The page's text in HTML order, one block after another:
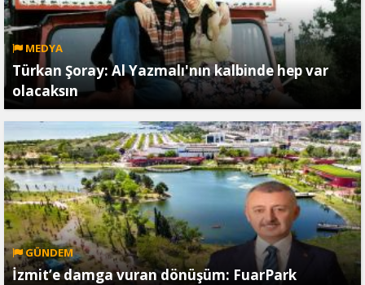
MEDYA
Türkan Şoray: Al Yazmalı'nın kalbinde hep var
olacaksın
GÜNDEM
İzmit’e damga vuran dönüşüm: FuarPark